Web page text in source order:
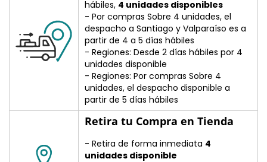
hábiles, 4 unidades disponibles
- Por compras Sobre 4 unidades, el
despacho a Santiago y Valparaíso es a
partir de 4 a 5 días hábiles
- Regiones: Desde 2 días hábiles por 4
unidades disponible
- Regiones: Por compras Sobre 4
unidades, el despacho disponible a
partir de 5 días hábiles
Retira tu Compra en Tienda
- Retira de forma inmediata 4
unidades disponible